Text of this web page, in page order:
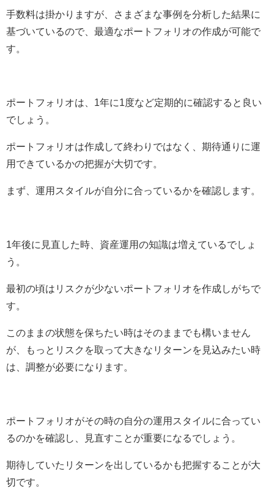
手数料は掛かりますが、さまざまな事例を分析した結果に
基づいているので、最適なポートフォリオの作成が可能で
す。
ポートフォリオは、1年に1度など定期的に確認すると良い
でしょう。
ポートフォリオは作成して終わりではなく、期待通りに運
用できているかの把握が大切です。
まず、運用スタイルが自分に合っているかを確認します。
1年後に見直した時、資産運用の知識は増えているでしょ
う。
最初の頃はリスクが少ないポートフォリオを作成しがちで
す。
このままの状態を保ちたい時はそのままでも構いません
が、もっとリスクを取って大きなリターンを見込みたい時
は、調整が必要になります。
ポートフォリオがその時の自分の運用スタイルに合ってい
るのかを確認し、見直すことが重要になるでしょう。
期待していたリターンを出しているかも把握することが大
切です。